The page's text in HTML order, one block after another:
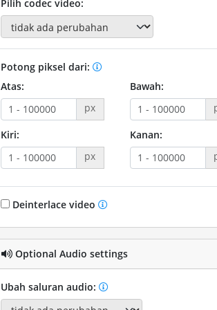
Pilih codec video:
Potong piksel dari:
Atas:
px
Bawah:
Kiri:
px
Kanan:
Deinterlace video
Optional Audio settings
Ubah saluran audio: